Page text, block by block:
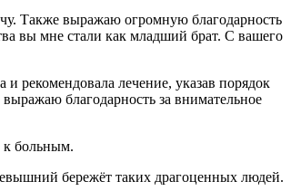
Также выражаю огромную благодарность
вы мне стали как младший брат. С вашего
рекомендовала лечение, указав порядок
благодарность за внимательное
к больным.
бережёт таких драгоценных людей.